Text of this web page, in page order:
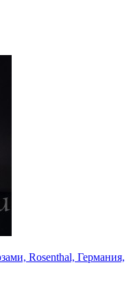
Rosenthal, Германия,